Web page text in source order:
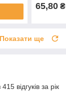
65,80 ₴
Показати ще
відгуків за рік